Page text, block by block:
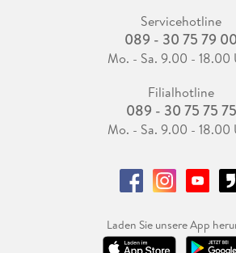
Servicehotline
089 - 30 75 79 00
Mo. - Sa. 9.00 - 18.00
Filialhotline
089 - 30 75 75 75
Mo. - Sa. 9.00 - 18.00
Laden Sie unsere App